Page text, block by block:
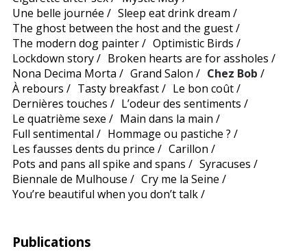
Une belle journée / Sleep eat drink dream /
The ghost between the host and the guest/
The modern dog painter/ Optimistic Birds /
Lockdown story/ Broken hearts are for assholes /
Nona Decima Morta / Grand Salon / Chez Bob /
À rebours / Tasty breakfast/ Le bon coût/
Dernières touches / L’odeur des sentiments /
Le quatrième sexe / Main dans la main /
Full sentimental / Hommage ou pastiche ? /
Les fausses dents du prince / Carillon /
Pots and pans all spike and spans / Syracuses /
Biennale de Mulhouse / Cry me la Seine /
You’re beautiful when you don’t talk/
Publications